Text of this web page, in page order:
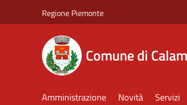
Regione Piemonte
Comune di
Amministrazione Novità Servizi